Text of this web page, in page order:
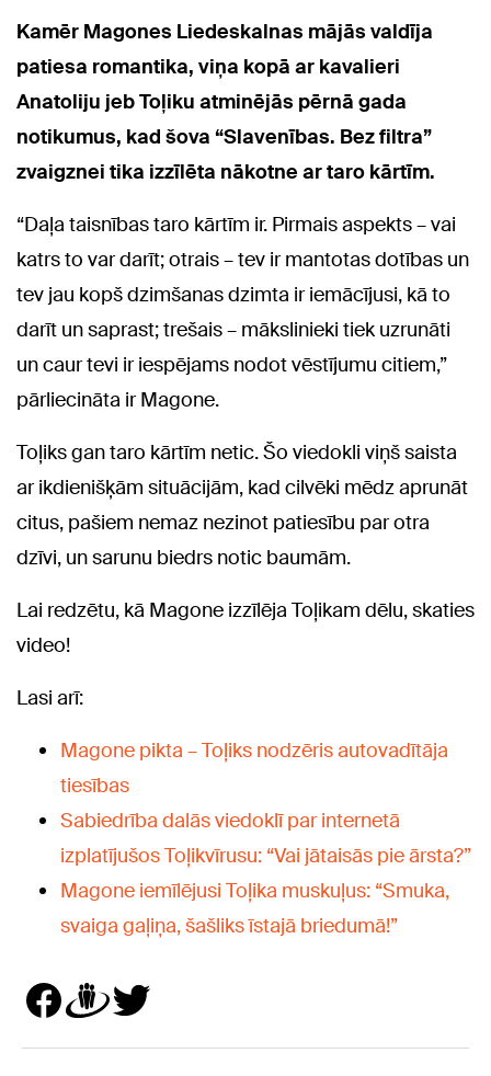
Kamēr Magones Liedeskalnas mājās valdīja
patiesa romantika, viņa kopā ar kavalieri
Anatoliju jeb Toļiku atminējās pērnā gada
notikumus, kad šova “Slavenības. Bez filtra”
zvaigznei tika izzīlēta nākotne ar taro kārtīm.
“Daļa taisnības taro kārtīm ir. Pirmais aspekts – vai
katrs to var darīt; otrais – tev ir mantotas dotības un
tev jau kopš dzimšanas dzimta ir iemācījusi, kā to
darīt un saprast; trešais – mākslinieki tiek uzrunāti
un caur tevi ir iespējams nodot vēstījumu citiem,”
pārliecināta ir Magone.
Toļiks gan taro kārtīm netic. Šo viedokli viņš saista
ar ikdienišķām situācijām, kad cilvēki mēdz aprunāt
citus, pašiem nemaz nezinot patiesību par otra
dzīvi, un sarunu biedrs notic baumām.
Lai redzētu, kā Magone izzīlēja Toļikam dēlu, skaties
video!
Lasi arī:
Magone pikta – Toļiks nodzēris autovadītāja
tiesības
Sabiedrība dalās viedoklī par internetā
izplatījušos Toļikvīrusu: “Vai jātaisās pie ārsta?”
Magone iemīlējusi Toļika muskuļus: “Smuka,
svaiga gaļiņa, šašliks īstajā briedumā!”